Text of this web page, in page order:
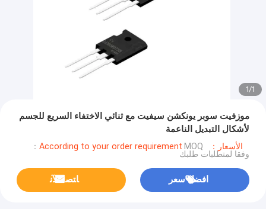
1
/
1
موزفيت سوبر يونكشن سيفيت مع ثنائي الاختفاء السريع للجسم
لأشكال التبديل الناعمة
الأسعار：According to your order requirement MOQ：
وفقا لمتطلبات طلبك
افضل سعر ﺎﺘﺼﻟ ﺍﻶﻧ